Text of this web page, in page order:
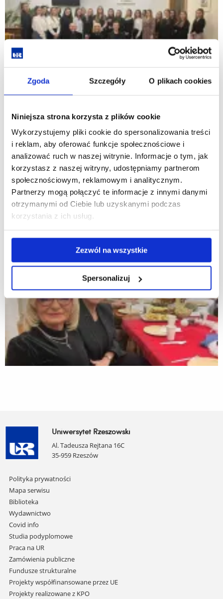
Zgoda Szczegóły O plikach cookies
Niniejsza strona korzysta z plików cookie
Wykorzystujemy pliki cookie do spersonalizowania treści
i reklam, aby oferować funkcje społecznościowe i
analizować ruch w naszej witrynie. Informacje o tym, jak
korzystasz z naszej witryny, udostępniamy partnerom
społecznościowym, reklamowym i analitycznym.
Partnerzy mogą połączyć te informacje z innymi danymi
otrzymanymi od Ciebie lub uzyskanymi podczas
korzystania z ich usług.
Zezwól na wszystkie
Spersonalizuj
Uniwersytet Rzeszowski
Al. Tadeusza Rejtana 16C
35-959 Rzeszów
Pomiń
nawigację
i
przejdź
do
treści
Polityka prywatności
Mapa serwisu
Biblioteka
Wydawnictwo
Covid info
Studia podyplomowe
Praca na UR
Zamówienia publiczne
Fundusze strukturalne
Projekty współfinansowane przez UE
Projekty realizowane z KPO